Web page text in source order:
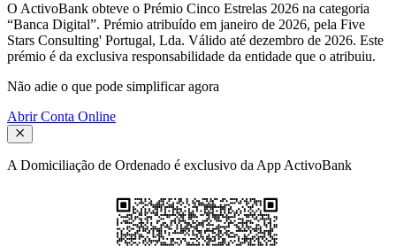
O ActivoBank obteve o Prémio Cinco Estrelas 2026 na categoria
“Banca Digital”. Prémio atribuído em janeiro de 2026, pela Five
Stars Consulting' Portugal, Lda. Válido até dezembro de 2026. Este
prémio é da exclusiva responsabilidade da entidade que o atribuiu.
Não adie o que pode simplificar agora
Abrir Conta Online
A Domiciliação de Ordenado é exclusivo da App ActivoBank